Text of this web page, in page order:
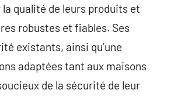
qualité de leurs produits et
robustes et fiables. Ses
existants, ainsi qu’une
adaptées tant aux maisons
de la sécurité de leur